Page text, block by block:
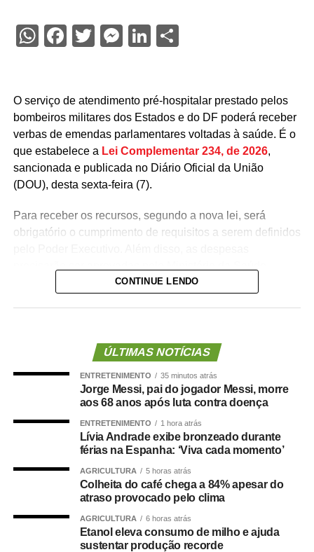
WhatsApp
Facebook
Twitter
Messenger
LinkedIn
Share
O serviço de atendimento pré-hospitalar prestado pelos
bombeiros militares dos Estados e do DF poderá receber
verbas de emendas parlamentares voltadas à saúde. É o
que estabelece a Lei Complementar 234, de 2026,
sancionada e publicada no Diário Oficial da União
(DOU), desta sexta-feira (7).
Para receber os recursos, segundo a nova lei, será
obrigatório o cumprimento de requisitos a serem definidos
A lei proíbe o uso dessas emendas para pagamento de
não seja relativo ao atendimento pré-hospitalar.
Com origem noProjeto de Lei Complementar (PLP)
, de autoria do deputado Guilherme Derrite (PP-
aprovada no Senado em julho
ano, com parecer favorável do senador Nelsinho Trad
Agência Senado (Reprodução autorizada mediante
citação da Agência Senado)
Agência Senado
CONTINUE LENDO
ÚLTIMAS NOTÍCIAS
ENTRETENIMENTO 35 minutos atrás
Jorge Messi, pai do jogador Messi, morre
aos 68 anos após luta contra doença
ENTRETENIMENTO 1 hora atrás
Lívia Andrade exibe bronzeado durante
férias na Espanha: ‘Viva cada momento’
AGRICULTURA 5 horas atrás
Colheita do café chega a 84% apesar do
atraso provocado pelo clima
AGRICULTURA 6 horas atrás
Etanol eleva consumo de milho e ajuda
sustentar produção recorde